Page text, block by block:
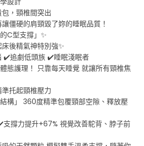
，頸椎間突出
僵硬的肩頸毀了妳的睡眠品質！
C型支撐」✨
後精氣神特別強✨
✔️追劇低頭族 ✔️睡眠淺眠者
態護理！ 只靠每天睡覺 就讓所有頸椎焦
托起頸椎壓力
構」 360度精準包覆頸部空隙、釋放壓
撐力提升+67% 視覺改善駝背、脖子前